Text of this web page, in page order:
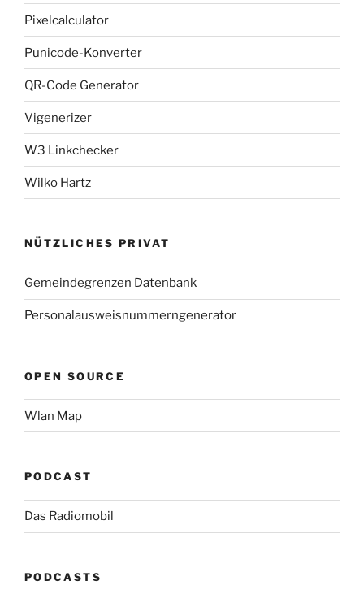
Pixelcalculator
Punicode-Konverter
QR-Code Generator
Vigenerizer
W3 Linkchecker
Wilko Hartz
NÜTZLICHES PRIVAT
Gemeindegrenzen Datenbank
Personalausweisnummerngenerator
OPEN SOURCE
Wlan Map
PODCAST
Das Radiomobil
PODCASTS